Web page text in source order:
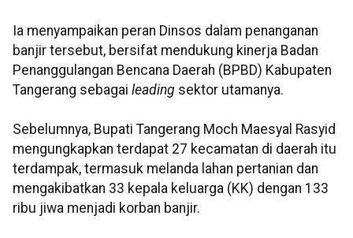
Ia menyampaikan peran Dinsos dalam penanganan
banjir tersebut, bersifat mendukung kinerja Badan
Penanggulangan Bencana Daerah (BPBD) Kabupaten
Tangerang sebagai leading sektor utamanya.
Sebelumnya, Bupati Tangerang Moch Maesyal Rasyid
mengungkapkan terdapat 27 kecamatan di daerah itu
terdampak, termasuk melanda lahan pertanian dan
mengakibatkan 33 kepala keluarga (KK) dengan 133
ribu jiwa menjadi korban banjir.